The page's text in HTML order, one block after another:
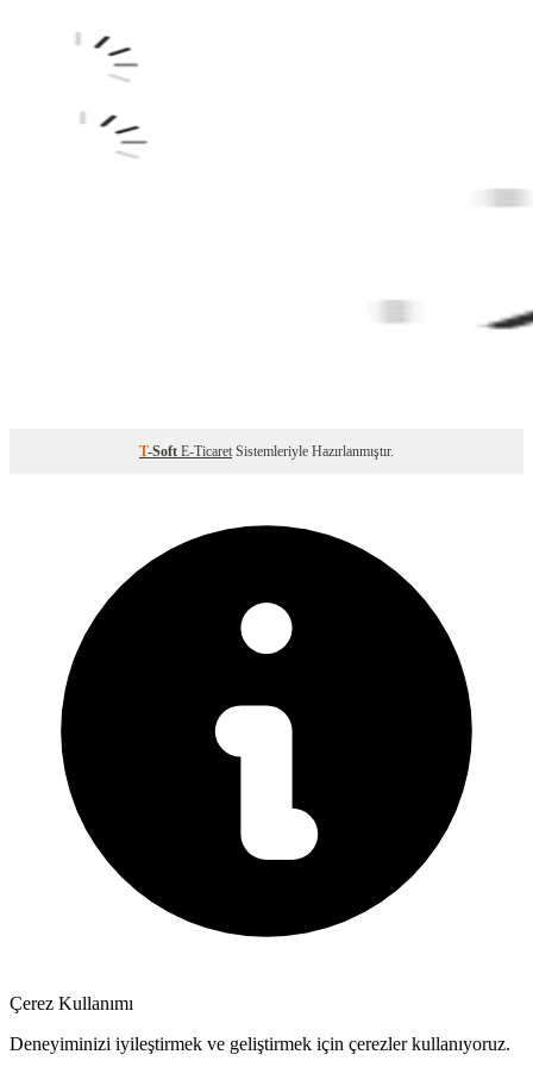
T-Soft E-Ticaret Sistemleriyle Hazırlanmıştır.
Çerez Kullanımı
Deneyiminizi iyileştirmek ve geliştirmek için çerezler kullanıyoruz.